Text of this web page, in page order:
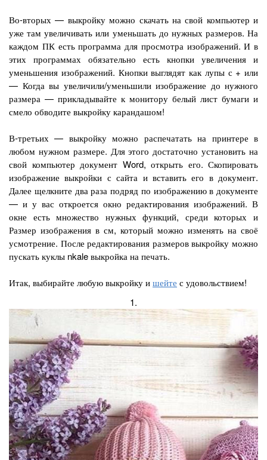
Во-вторых — выкройку можно скачать на свой компьютер и
уже там увеличивать или уменьшать до нужных размеров. На
каждом ПК есть программа для просмотра изображений. И в
этих программах обязательно есть кнопки увеличения и
уменьшения изображений. Кнопки выглядят как лупы с + или
— Когда вы увеличили/уменьшили изображение до нужного
размера — прикладывайте к монитору белый лист бумаги и
смело обводите выкройку карандашом!
В-третьих — выкройку можно распечатать на принтере в
любом нужном размере. Для этого достаточно установить на
свой компьютер документ Word, открыть его. Скопировать
изображение выкройки с сайта и вставить его в документ.
Далее щелкните два раза подряд по изображению в документе
— и у вас откроется окно редактирования изображений. В
окне есть множество нужных функций, среди которых и
Размер изображения в см, который можно изменять на своё
усмотрение. После редактирования размеров выкройку можно
пускать куклы nkale выкройка на печать.
Итак, выбирайте любую выкройку ишейте с удовольствием!
1.